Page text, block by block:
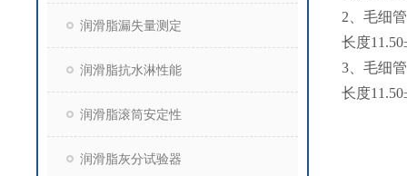
润滑脂漏失量测定
润滑脂抗水淋性能
润滑脂滚筒安定性
润滑脂灰分试验器
2、毛细
长度
3、毛细
长度